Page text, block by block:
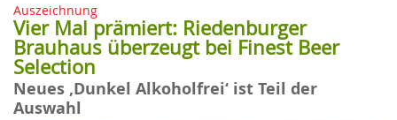
Auszeichnung
Vier Mal prämiert: Riedenburger
Brauhaus überzeugt bei Finest Beer
Selection
Neues ‚Dunkel Alkoholfrei‘ ist Teil der
Auswahl